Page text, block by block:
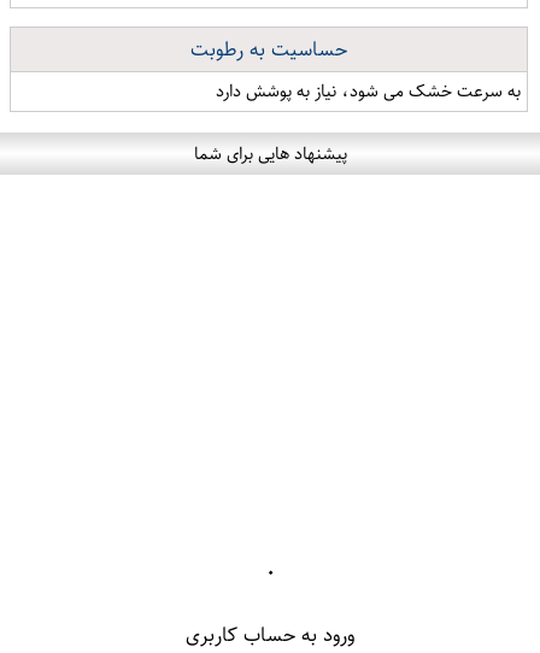
حساسیت به رطوبت
به سرعت خشک می شود، نیاز به پوشش دارد
پیشنهاد هایی برای شما
۰
ورود به حساب کاربری